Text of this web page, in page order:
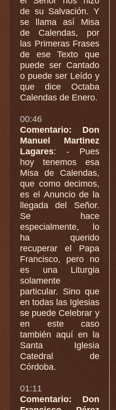
de su Salvación. Y
se llama así Misa
de Calendas, por
las Primeras Frases
de ese Texto que
puede ser Cantado
o puede ser Leído y
que dice Octaba
Calendas de Enero.
00:46
Comentario: Don
Manuel Martinez
Lagares: - Pues
hoy tenemos esa
Misa de Calendas,
que como decimos,
es el Anuncio de la
llegada del Señor.
Se hace
especialmente, lo
ha querido
recuperar el Papa
Francisco, pero no
es una Liturgia
solamente
particular. Sino que
en todas las Iglesias
se puede Celebrar y
en este caso
también aquí en la
Santa Iglesia
Catedral de
Córdoba.
01:11
Comentario: Don